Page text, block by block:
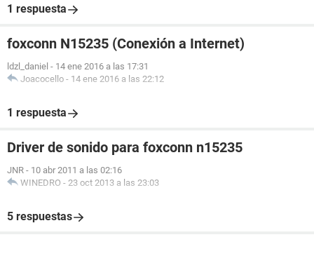
1 respuesta
foxconn N15235 (Conexión a Internet)
ldzl_daniel - 14 ene 2016 a las 17:31
Joacocello - 14 ene 2016 a las 22:12
1 respuesta
Driver de sonido para foxconn n15235
JNR - 10 abr 2011 a las 02:16
WINEDRO - 23 oct 2013 a las 23:03
5 respuestas